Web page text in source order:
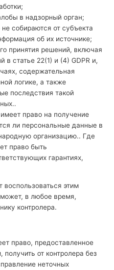
в надзорный орган;
собираются от субъекта
об их источнике;
принятия решений, включая
в статье 22(1) и (4) GDPR и,
содержательная
логике, а также
последствия такой
право на получение
ли персональные данные в
организацию.. Где
право быть
гарантиях,
этим
в любое время,
контролера.
право, предоставленное
от контролера без
неточных